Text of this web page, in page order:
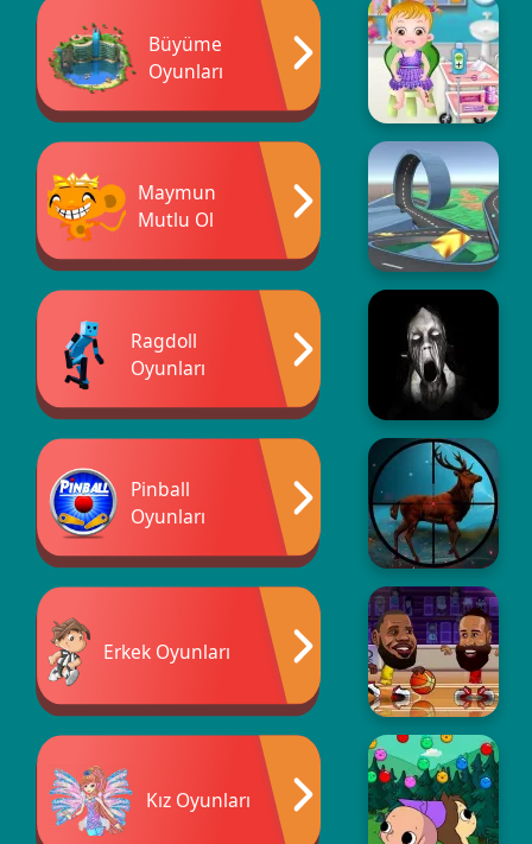
Büyüme
Oyunları
Maymun
Mutlu Ol
Ragdoll
Oyunları
Pinball
Oyunları
Erkek Oyunları
Kız Oyunları